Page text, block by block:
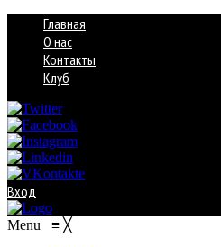
Главная
О нас
Контакты
Клуб
Вход
Menu ≡ ╳